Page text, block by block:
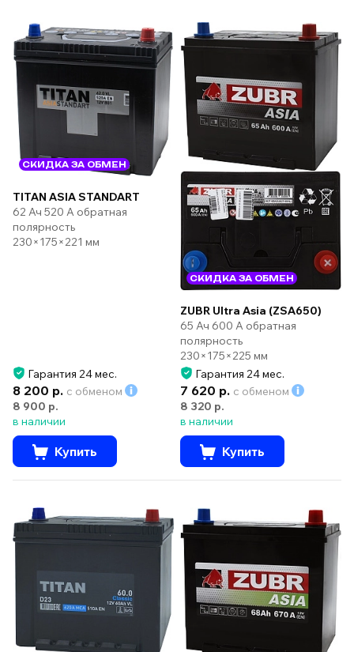
СКИДКА ЗА ОБМЕН
TITAN ASIA STANDART
62 Ач 520 А обратная
полярность
230×175×221 мм
Гарантия 24 мес.
8 200 р. с обменом
8 900 р.
в наличии
Купить
СКИДКА ЗА ОБМЕН
ZUBR Ultra Asia (ZSA650)
65 Ач 600 А обратная
полярность
230×175×225 мм
Гарантия 24 мес.
7 620 р. с обменом
8 320 р.
в наличии
Купить